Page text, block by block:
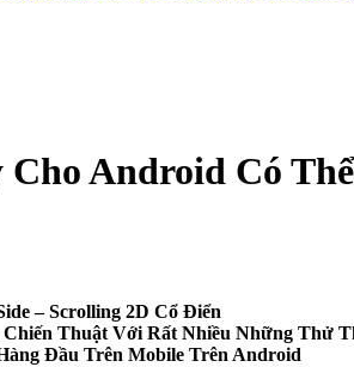
Android Có
– Scrolling 2D Cổ Điển
Thuật Với Rất Nhiều Những Thử
Đầu Trên Mobile Trên Android